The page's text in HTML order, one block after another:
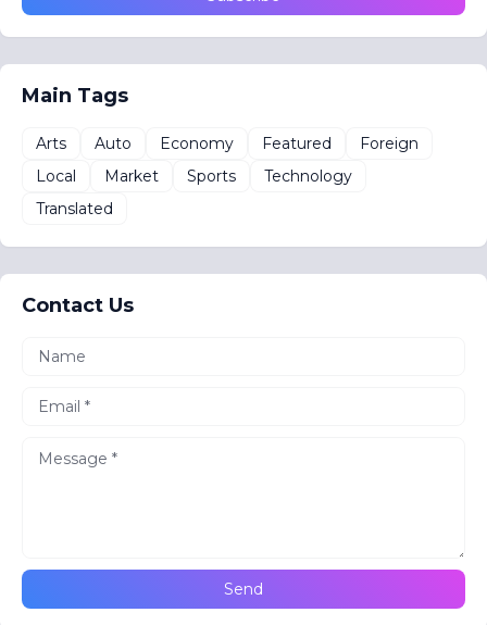
Main Tags
Arts Auto Economy Featured
Foreign
Local
Market Sports
Technology
Translated
Contact Us